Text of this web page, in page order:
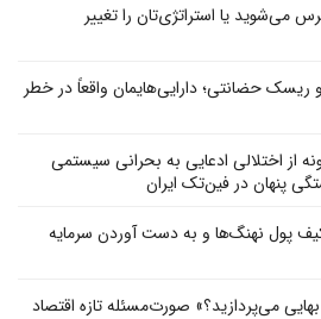
می‌شوید یا استراتژی‌تان را تغییر
ریسک حضانتی؛ دارایی‌هایمان واقعاً در خطر
از اختلالی ادعایی به بحرانی سیستمی
پنهان در فین‌تک ایران
کیف پول‌ نهنگ‌ها و به دست آوردن سرمایه
می‌پردازید؟» صورت‌مسئله تازه اقتصاد